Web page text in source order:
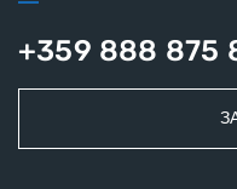
+359 888 875